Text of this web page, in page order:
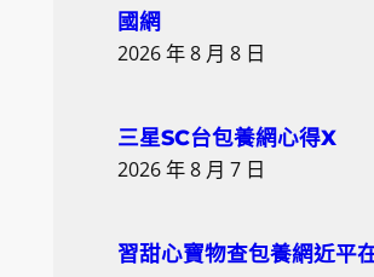
國網
2026 年 8 月 8 日
三星SC台包養網心得X
2026 年 8 月 7 日
習甜心寶物查包養網近平